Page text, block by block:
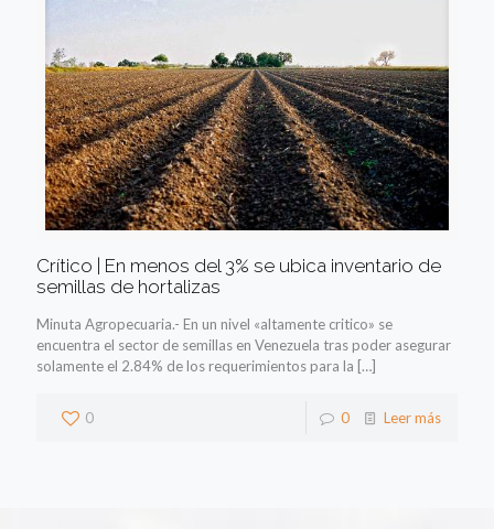
Crítico | En menos del 3% se ubica inventario de
semillas de hortalizas
Minuta Agropecuaria.- En un nivel «altamente critico» se
encuentra el sector de semillas en Venezuela tras poder asegurar
solamente el 2.84% de los requerimientos para la […]
0 0 Leer más